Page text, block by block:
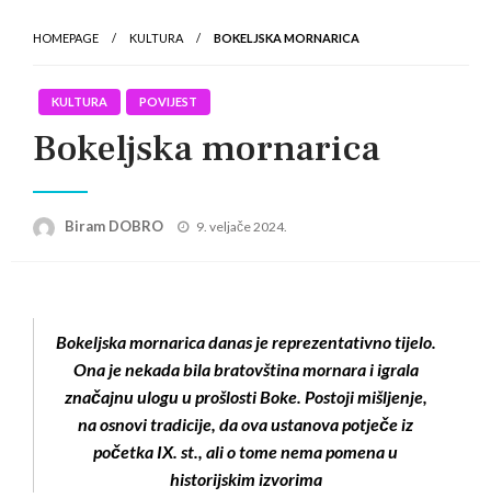
HOMEPAGE KULTURA BOKELJSKA MORNARICA
KULTURA POVIJEST
Bokeljska mornarica
Biram DOBRO
Posted
9. veljače 2024.
Bokeljska mornarica danas je reprezentativno tijelo.
Ona je nekada bila bratovština mornara i igrala
značajnu ulogu u prošlosti Boke. Postoji mišljenje,
na osnovi tradicije, da ova ustanova potječe iz
početka IX. st., ali o tome nema pomena u
historijskim izvorima